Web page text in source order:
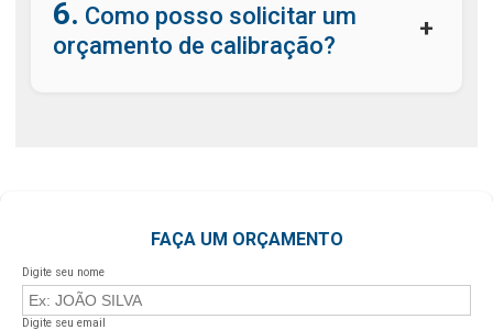
6. Como posso solicitar um
orçamento de calibração?
+
FAÇA UM ORÇAMENTO
Digite seu nome
Digite seu email